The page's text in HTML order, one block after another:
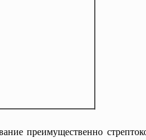
преимущественно